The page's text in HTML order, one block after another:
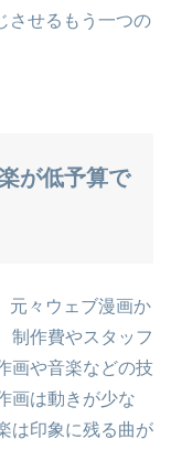
させるもう一つの
が低予算で
元々ウェブ漫画か
制作費やスタッフ
画や音楽などの技
画は動きが少な
は印象に残る曲が